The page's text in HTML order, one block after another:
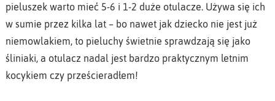
pieluszek warto mieć 5-6 i 1-2 duże otulacze. Używa się ich
w sumie przez kilka lat – bo nawet jak dziecko nie jest już
niemowlakiem, to pieluchy świetnie sprawdzają się jako
śliniaki, a otulacz nadal jest bardzo praktycznym letnim
kocykiem czy prześcieradłem!